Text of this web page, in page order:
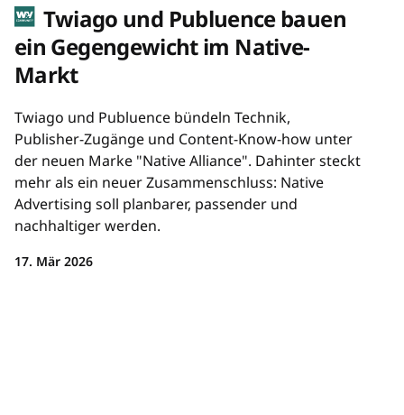
Twiago und Publuence bauen
ein Gegengewicht im Native-
Markt
Twiago und Publuence bündeln Technik,
Publisher-Zugänge und Content-Know-how unter
der neuen Marke "Native Alliance". Dahinter steckt
mehr als ein neuer Zusammenschluss: Native
Advertising soll planbarer, passender und
nachhaltiger werden.
17. Mär 2026